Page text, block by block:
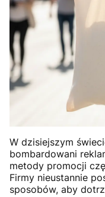
W dzisiejszym
bombardowani
metody promocji
Firmy nieustannie
sposobów, aby